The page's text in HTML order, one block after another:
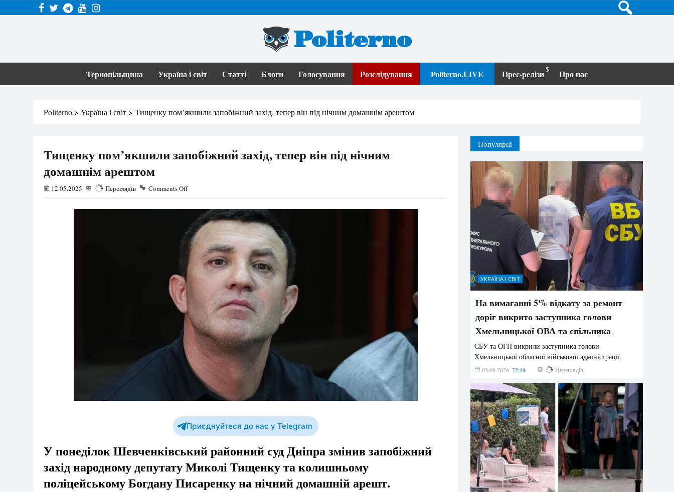
Politerno
Тернопільщина Україна і світ Статті Блоги Голосування Розслідування Politerno.LIVE Прес-релізи Про нас
Politerno > Україна і світ > Тищенку пом’якшили запобіжний захід, тепер він під нічним домашнім арештом
Тищенку пом’якшили запобіжний захід, тепер він під нічним
домашнім арештом
12.05.2025 707 Переглядів Comments Off
Приєднуйтеся до нас у Telegram
У понеділок Шевченківський районний суд Дніпра змінив запобіжний
захід народному депутату Миколі Тищенку та колишньому
поліцейському Богдану Писаренку на нічний домашній арешт.
Популярні
УКРАЇНА І СВІТ
На вимаганні 5% відкату за ремонт
доріг викрито заступника голови
Хмельницької ОВА та спільника
СБУ та ОГП викрили заступника голови
Хмельницької обласної військової адміністрації
03.08.2026 22:19 848 Переглядів